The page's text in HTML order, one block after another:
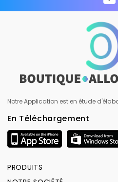
Notre Application est en étude
En Téléchargement
PRODUITS